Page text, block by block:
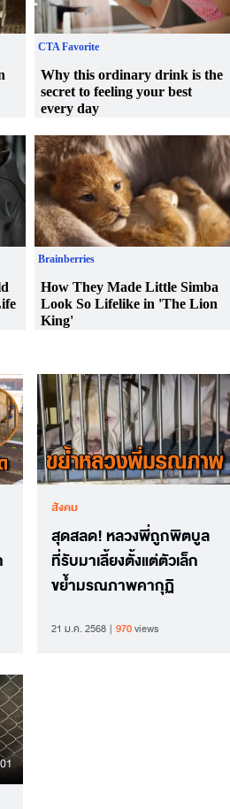
สังคม
สุดสลด! หลวงพี่ถูกพิตบูล
ที่รับมาเลี้ยงตั้งแต่ตัวเล็ก
ขย้ำมรณภาพคากุฏิ
21 ม.ค. 2568 970views